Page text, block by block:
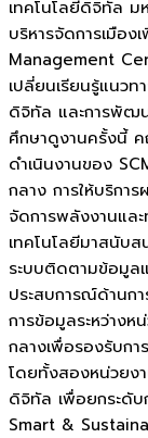
เทคโนโลยีดิจิทัล
บริหารจัดการเมือ
Management
เปลี่ยนเรียนรู้แนวท
ดิจิทัล และการพัฒ
ศึกษาดูงานครั้งนี้ ค
ดำเนินงานของ
กลาง การให้บริกา
จัดการพลังงานแล
เทคโนโลยีมาสนับส
ระบบติดตามข้อมูล
ประสบการณ์ด้านก
การข้อมูลระหว่าง
กลางเพื่อรองรับกา
โดยทั้งสองหน่วยง
ดิจิทัล เพื่อยกระดับ
Smart &